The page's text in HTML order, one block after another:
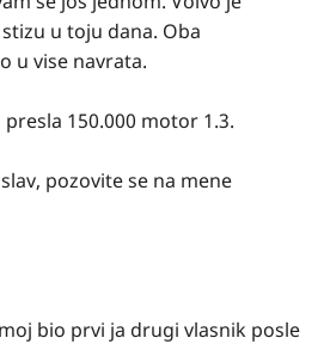
u toju dana. Oba
u vise navrata.
150.000 motor 1.3.
pozovite se na mene
bio prvi ja drugi vlasnik posle